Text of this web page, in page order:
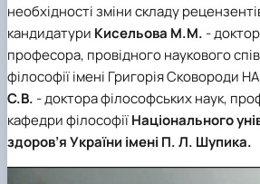
необхідності зміни складу
кандидатури Кисельова М.М. -
професора, провідного наукового
філософії імені Григорія Сковороди
С.В. - доктора філософських наук,
кафедри філософіїНаціонального
здоров’я України імені П. Л. Шупика.